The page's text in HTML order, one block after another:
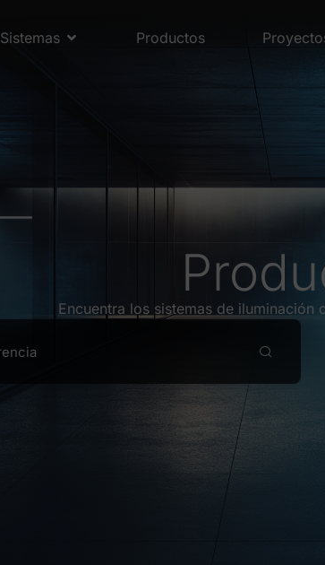
Sistemas Productos
Encuentra los sistemas de iluminación